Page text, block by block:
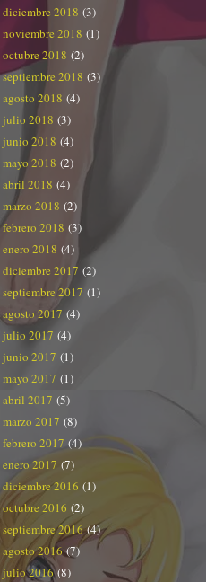
diciembre 2018 (3)
noviembre 2018 (1)
octubre 2018 (2)
septiembre 2018 (3)
agosto 2018 (4)
julio 2018 (3)
junio 2018 (4)
mayo 2018 (2)
abril 2018 (4)
marzo 2018 (2)
febrero 2018 (3)
enero 2018 (4)
diciembre 2017 (2)
septiembre 2017 (1)
agosto 2017 (4)
julio 2017 (4)
junio 2017 (1)
mayo 2017 (1)
abril 2017 (5)
marzo 2017 (8)
febrero 2017 (4)
enero 2017 (7)
diciembre 2016 (1)
octubre 2016 (2)
septiembre 2016(4)
agosto 2016(7)
julio 2016(8)